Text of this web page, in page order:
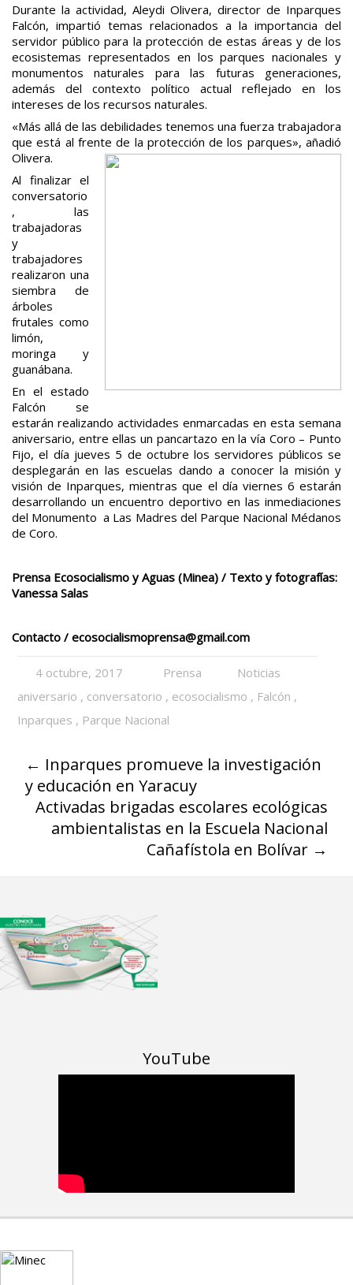
Durante la actividad, Aleydi Olivera, director de Inparques
Falcón, impartió temas relacionados a la importancia del
servidor público para la protección de estas áreas y de los
ecosistemas representados en los parques nacionales y
monumentos naturales para las futuras generaciones,
además del contexto político actual reflejado en los
intereses de los recursos naturales.
«Más allá de las debilidades tenemos una fuerza trabajadora
que está al frente de la protección de los parques», añadió
Olivera.
Al finalizar el
conversatorio
, las
trabajadoras
y
trabajadores
realizaron una
siembra de
árboles
frutales como
limón,
moringa y
guanábana.
En el estado
Falcón se
estarán realizando actividades enmarcadas en esta semana
aniversario, entre ellas un pancartazo en la vía Coro – Punto
Fijo, el día jueves 5 de octubre los servidores públicos se
desplegarán en las escuelas dando a conocer la misión y
visión de Inparques, mientras que el día viernes 6 estarán
desarrollando un encuentro deportivo en las inmediaciones
del Monumento a Las Madres del Parque Nacional Médanos
de Coro.
Prensa Ecosocialismo y Aguas (Minea) / Texto y fotografías:
Vanessa Salas
Contacto / ecosocialismoprensa@gmail.com
4 octubre, 2017 Prensa
Noticias
aniversario , conversatorio , ecosocialismo , Falcón ,
Inparques , Parque Nacional
← Inparques promueve la investigación
y educación en Yaracuy
Activadas brigadas escolares ecológicas
ambientalistas en la Escuela Nacional
Cañafístola en Bolívar →
YouTube